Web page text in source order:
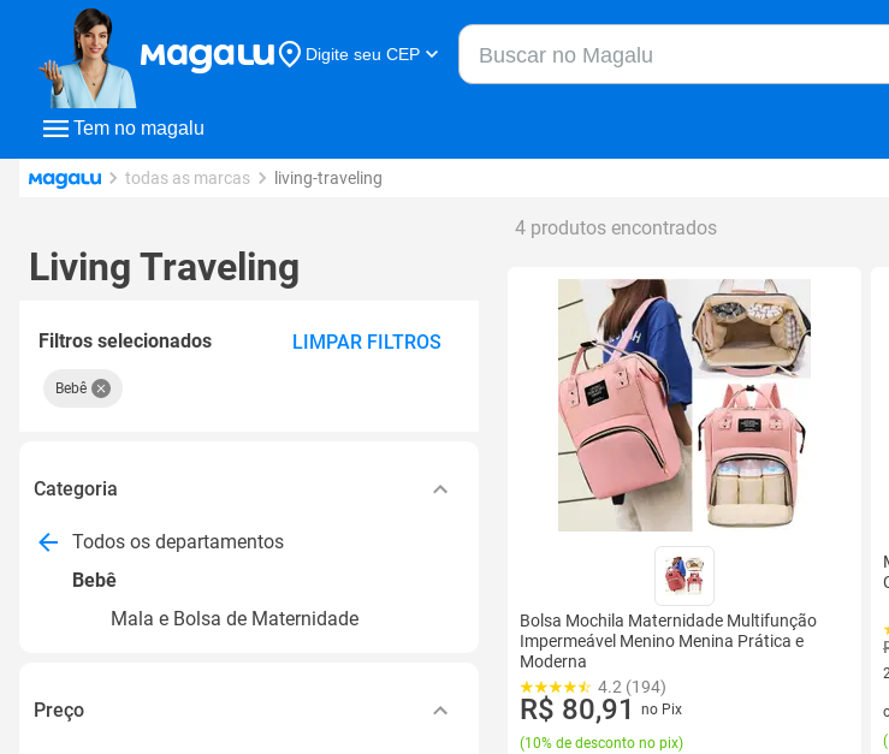
Tem no magalu
Digite seu CEP
Buscar no Magalu
todas as marcas living-traveling
Living Traveling
Filtros selecionados LIMPAR FILTROS
Bebê
Categoria
Todos os departamentos
Bebê
Mala e Bolsa de Maternidade
Preço
4 produtos encontrados
Bolsa Mochila Maternidade Multifunção
Impermeável Menino Menina Prática e
Moderna
4.2 (194)
R$ 80,91
no Pix
(10% de desconto no pix)
(